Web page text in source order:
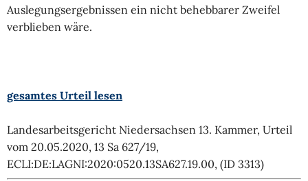
Auslegungsergebnissen ein nicht behebbarer Zweifel
verblieben wäre.
gesamtes Urteil lesen
Landesarbeitsgericht Niedersachsen 13. Kammer, Urteil
vom 20.05.2020, 13 Sa 627/19,
ECLI:DE:LAGNI:2020:0520.13SA627.19.00, (ID 3313)